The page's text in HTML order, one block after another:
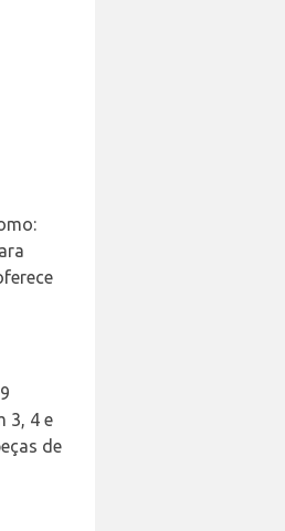
3, 4 e
de